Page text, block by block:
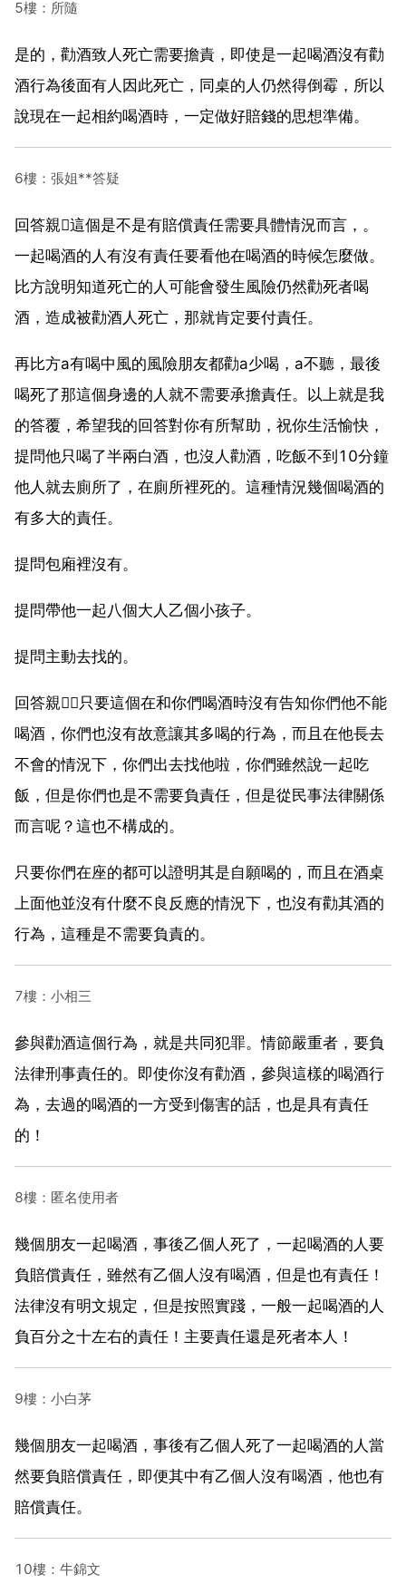
5樓：所隨
是的，勸酒致人死亡需要擔責，即使是一起喝酒沒有勸
酒行為後面有人因此死亡，同桌的人仍然得倒霉，所以
說現在一起相約喝酒時，一定做好賠錢的思想準備。
6樓：張姐**答疑
回答親這個是不是有賠償責任需要具體情況而言，。
一起喝酒的人有沒有責任要看他在喝酒的時候怎麼做。
比方說明知道死亡的人可能會發生風險仍然勸死者喝
酒，造成被勸酒人死亡，那就肯定要付責任。
再比方a有喝中風的風險朋友都勸a少喝，a不聽，最後
喝死了那這個身邊的人就不需要承擔責任。以上就是我
的答覆，希望我的回答對你有所幫助，祝你生活愉快，
提問他只喝了半兩白酒，也沒人勸酒，吃飯不到10分鐘
他人就去廁所了，在廁所裡死的。這種情況幾個喝酒的
有多大的責任。
提問包廂裡沒有。
提問帶他一起八個大人乙個小孩子。
提問主動去找的。
回答親，只要這個在和你們喝酒時沒有告知你們他不能
喝酒，你們也沒有故意讓其多喝的行為，而且在他長去
不會的情況下，你們出去找他啦，你們雖然說一起吃
飯，但是你們也是不需要負責任，但是從民事法律關係
而言呢？這也不構成的。
只要你們在座的都可以證明其是自願喝的，而且在酒桌
上面他並沒有什麼不良反應的情況下，也沒有勸其酒的
行為，這種是不需要負責的。
7樓：小相三
參與勸酒這個行為，就是共同犯罪。情節嚴重者，要負
法律刑事責任的。即使你沒有勸酒，參與這樣的喝酒行
為，去過的喝酒的一方受到傷害的話，也是具有責任
的！
8樓：匿名使用者
幾個朋友一起喝酒，事後乙個人死了，一起喝酒的人要
負賠償責任，雖然有乙個人沒有喝酒，但是也有責任！
法律沒有明文規定，但是按照實踐，一般一起喝酒的人
負百分之十左右的責任！主要責任還是死者本人！
9樓：小白茅
幾個朋友一起喝酒，事後有乙個人死了一起喝酒的人當
然要負賠償責任，即便其中有乙個人沒有喝酒，他也有
賠償責任。
10樓：牛錦文